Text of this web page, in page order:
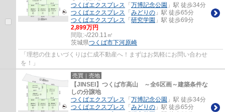
つくばエクスプレス 「 万博記念公園 」駅 徒歩34分
つくばエクスプレス 「 みどりの 」駅 徒歩65分
つくばエクスプレス 「 研究学園 」駅 徒歩69分
2,899万円
間取:-/220.11㎡
茨城県つくば市下河原崎
「理想の住まいづくりは仁成不動産へ！まずはお気軽にお問い合わせ
を！」
売買｜売地
【JINSEI】つくば市高山 ～全6区画～建築条件な
しの分譲地
つくばエクスプレス 「 万博記念公園 」駅 徒歩34分
つくばエクスプレス 「 みどりの 」駅 徒歩65分